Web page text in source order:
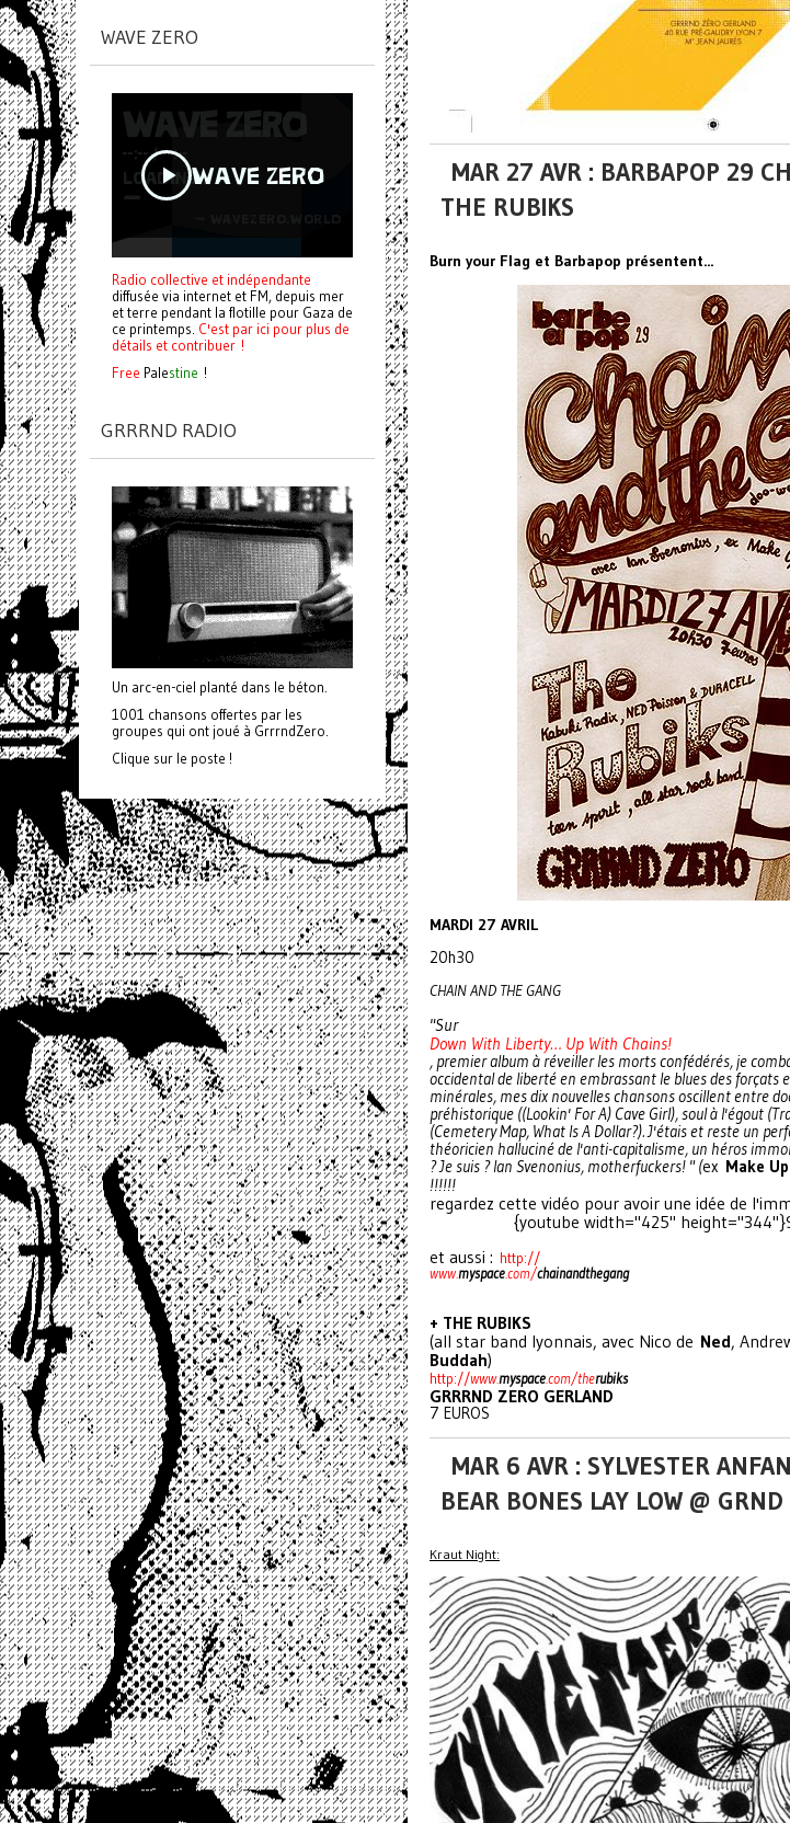
MAR 27 AVR : BARBAPOP 29
THE RUBIKS
Burn your Flag et Barbapop présentent...
MARDI 27 AVRIL
20h30
CHAIN AND THE GANG
"Sur
Down With Liberty… Up With Chains!
, premier album à réveiller les morts confédérés, je
occidental de liberté en embrassant le blues des forçats
minérales, mes dix nouvelles chansons oscillent entre
préhistorique ((Lookin' For A) Cave Girl), soul à l'égout
(Cemetery Map, What Is A Dollar?). J'étais et reste un
théoricien halluciné de l'anti-capitalisme, un héros
? Je suis ? Ian Svenonius, motherfuckers! " (ex Make Up
!!!!!!
regardez cette vidéo pour avoir une idée de
{youtube width="425"
et aussi : http://
www.myspace.com/chainandthegang
+ THE RUBIKS
(all star band lyonnais, avec Nico de Ned,
Buddah)
http://www.myspace.com/therubiks
GRRRND ZERO GERLAND
7 EUROS
MAR 6 AVR : SYLVESTER
BEAR BONES LAY LOW @
Kraut Night:
WAVE ZERO
Radio collective et indépendante
diffusée via internet et FM, depuis mer
et terre pendant la flotille pour Gaza de
ce printemps. C'est par ici pour plus de
détails et contribuer !
Free Palestine !
GRRRND RADIO
Un arc-en-ciel planté dans le béton.
1001 chansons offertes par les
groupes qui ont joué à GrrrndZero.
Clique sur le poste !